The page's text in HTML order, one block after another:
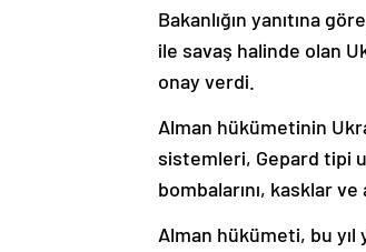
Bakanlığın yanıtına
ile savaş halinde olan
onay verdi.
Alman hükümetinin
sistemleri, Gepard tipi
bombalarını, kasklar ve
Alman hükümeti, bu yıl